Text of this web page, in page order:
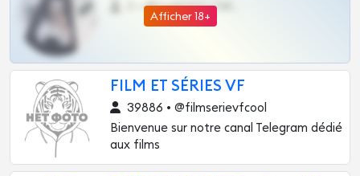
Afficher 18+
0 •
FILM ET SÉRIES VF
39886 • @filmserievfcool
Bienvenue sur notre canal Telegram dédié
aux films